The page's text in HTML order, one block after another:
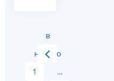
в
начало
1
...